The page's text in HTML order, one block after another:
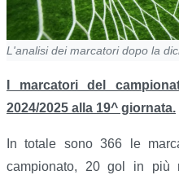
L'analisi dei marcatori dopo la
I marcatori del
2024/2025 alla 19^ giornata.
In totale sono 366 le
campionato, 20 gol in più